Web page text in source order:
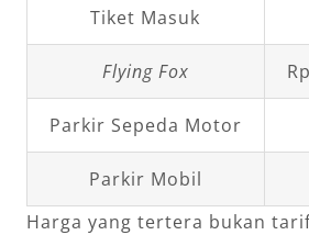
Tiket Masuk
Flying Fox
Parkir Sepeda Motor
Parkir Mobil
Harga yang tertera bukan